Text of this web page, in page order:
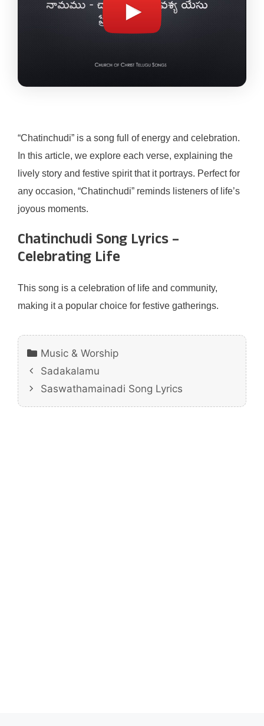
“Chatinchudi” is a song full of energy and celebration.
In this article, we explore each verse, explaining the
lively story and festive spirit that it portrays. Perfect for
any occasion, “Chatinchudi” reminds listeners of life’s
joyous moments.
Chatinchudi Song Lyrics –
Celebrating Life
This song is a celebration of life and community,
making it a popular choice for festive gatherings.
Categories
Music & Worship
Sadakalamu
Saswathamainadi Song Lyrics